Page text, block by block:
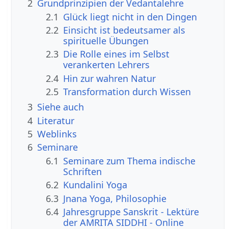
2 Grundprinzipien der Vedantalehre
2.1 Glück liegt nicht in den Dingen
2.2 Einsicht ist bedeutsamer als
spirituelle Übungen
2.3 Die Rolle eines im Selbst
verankerten Lehrers
2.4 Hin zur wahren Natur
2.5 Transformation durch Wissen
3 Siehe auch
4 Literatur
5 Weblinks
6 Seminare
6.1 Seminare zum Thema indische
Schriften
6.2 Kundalini Yoga
6.3 Jnana Yoga, Philosophie
6.4 Jahresgruppe Sanskrit - Lektüre
der AMRITA SIDDHI - Online